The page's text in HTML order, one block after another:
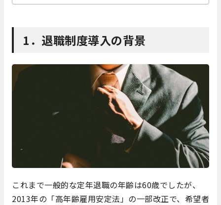
1．退職制度導入の背景
これまで一般的な定年退職の年齢は60歳でしたが、
2013年の「高年齢雇用安定法」の一部改正で、希望者